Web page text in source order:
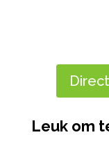
Leuk om